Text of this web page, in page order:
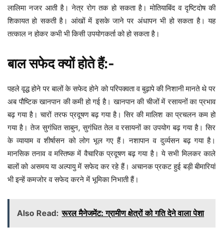
लालिमा नजर आती है। नेत्र रोग तक हो सकता है। मोतियाबिंद व दृष्टिदोष की
शिकायत हो सकती है। आंखों में इसके जाने पर अंधापन भी हो सकता है। यह
तत्काल न होकर कभी भी किसी उपयोगकर्ता को हो सकता है।
बाल सफेद क्यों होते हैं:-
पहले वृद्ध होने पर बालों के सफेद होने को परिपक्वता व बुढ़ापे की निशानी मानते थे पर
अब पौष्टिक खानपान की कमी हो गई है। खानपान की चीजों में रसायनों का प्रभाव
बढ़ गया है। चारों तरफ प्रदूषण बढ़ गया है। सिर की मालिश का प्रचलन कम हो
गया है। तेज सुगंधित साबुन, सुगंधित तेल व रसायनों का उपयोग बढ़ गया है। सिर
के व्यायाम व शीर्षासन को लोग भूल गए हैं। नशापान व दुर्व्यसन बढ़ गया है।
मानसिक तनाव व मस्तिष्क में वैचारिक प्रदूषण बढ़ गया है। ये सभी मिलकर काले
बालों को असमय या अल्पायु में सफेद कर रहे हैं। अचानक प्रकट हुई बड़ी बीमारियां
भी इन्हें कमजोर व सफेद करने में भूमिका निभाती हैं।
Also Read: रूरल मैनेजमेंट: ग्रामीण क्षेत्रों को गति देने वाला पेशा